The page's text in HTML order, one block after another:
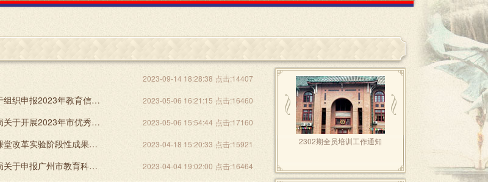
2023-09-14 18:28:38 点击:14407
转发广州市电化教育馆关于组织申报2023年教育信息化研究课题的通知 2023-05-06 16:21:15 点击:16460
越秀区转发《广州市教育局关于开展2023年市优秀教学成果遴选工作的通知》的通知 2023-05-06 15:54:44 点击:17160
关于开展越秀区深度教学课堂改革实验阶段性成果征集活动的通知 2023-04-18 15:20:33 点击:15921
越秀区转发《广州市教育局关于申报广州市教育科学规划2024年度课题的通知》的通知 2023-04-04 19:02:00 点击:16464
2302期全员培训工作通知